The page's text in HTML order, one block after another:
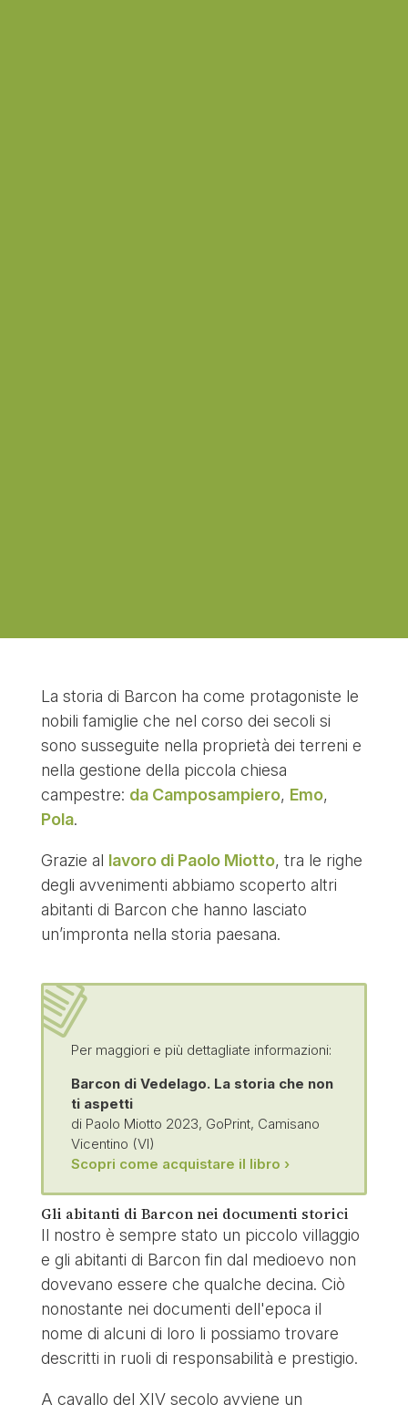
La storia di Barcon ha come protagoniste le
nobili famiglie che nel corso dei secoli si
sono susseguite nella proprietà dei terreni e
nella gestione della piccola chiesa
campestre: da Camposampiero, Emo,
Pola.
Grazie al lavoro di Paolo Miotto, tra le righe
degli avvenimenti abbiamo scoperto altri
abitanti di Barcon che hanno lasciato
un’impronta nella storia paesana.
Per maggiori e più dettagliate informazioni:
Barcon di Vedelago. La storia che non
ti aspetti
di Paolo Miotto 2023, GoPrint, Camisano
Vicentino (VI)
Scopri come acquistare il libro ›
Gli abitanti di Barcon nei documenti storici
Il nostro è sempre stato un piccolo villaggio
e gli abitanti di Barcon fin dal medioevo non
dovevano essere che qualche decina. Ciò
nonostante nei documenti dell'epoca il
nome di alcuni di loro li possiamo trovare
descritti in ruoli di responsabilità e prestigio.
A cavallo del XIV secolo avviene un